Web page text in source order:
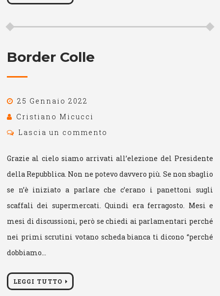
Border Colle
25 Gennaio 2022
Cristiano Micucci
Lascia un commento
Grazie al cielo siamo arrivati all’elezione del Presidente
della Repubblica. Non ne potevo davvero più. Se non sbaglio
se n’è iniziato a parlare che c’erano i panettoni sugli
scaffali dei supermercati. Quindi era ferragosto. Mesi e
mesi di discussioni, però se chiedi ai parlamentari perché
nei primi scrutini votano scheda bianca ti dicono “perché
dobbiamo…
LEGGI TUTTO